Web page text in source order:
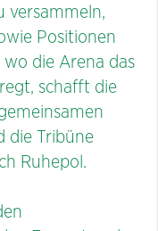
versammeln,
Positionen
die Arena das
schafft die
die Tribüne
Ruhepol.